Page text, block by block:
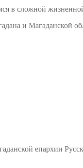
в сложной
и Магаданской
епархии